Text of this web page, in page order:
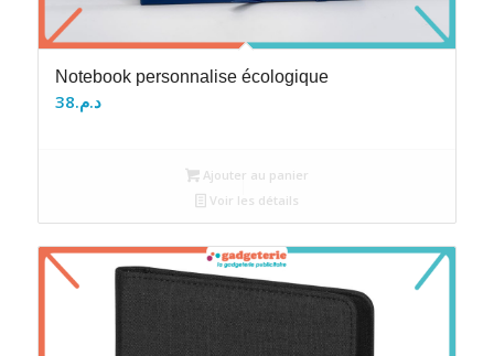
Notebook personnalise écologique
د.م.38
Ajouter au panier
Voir les détails